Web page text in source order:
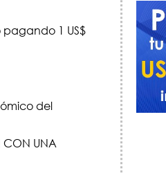
1 US$
del
CON UNA